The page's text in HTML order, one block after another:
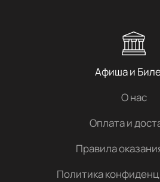
Афиша и
О нас
Оплата и
Правила
Политика